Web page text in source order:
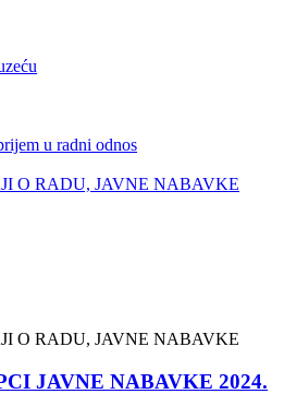
u radni odnos
O RADU, JAVNE NABAVKE
O RADU, JAVNE NABAVKE
JAVNE NABAVKE 2024.